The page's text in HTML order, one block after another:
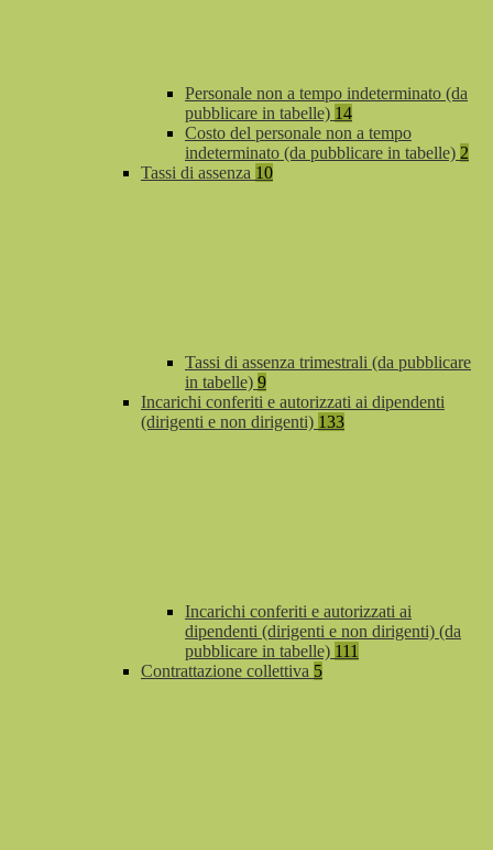
Personale non a tempo indeterminato (da
pubblicare in tabelle) 14
Costo del personale non a tempo
indeterminato (da pubblicare in tabelle) 2
Tassi di assenza 10
Tassi di assenza trimestrali (da pubblicare
in tabelle) 9
Incarichi conferiti e autorizzati ai dipendenti
(dirigenti e non dirigenti) 133
Incarichi conferiti e autorizzati ai
dipendenti (dirigenti e non dirigenti) (da
pubblicare in tabelle) 111
Contrattazione collettiva 5